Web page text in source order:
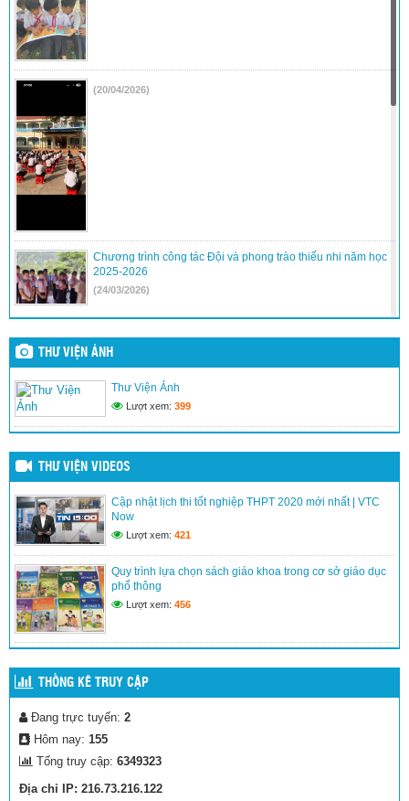
(20/04/2026)
Chương trình công tác Đội và phong trào thiếu nhi năm học
2025-2026
(24/03/2026)
(24/03/2026)
Trường TH La Văn Cầu tham gia thi viết thư UPU lần thứ 52
và thi vẽ tranh theo chủ đề “ Bác Hồ với Thiếu Nhi”
(19/03/2026)
Phát thanh măng non
(13/03/2026)
Liên đội xây dựng giờ ra chơi trải nghiệm với hình thức múa
hát sân trường và đọc truyện, đọc báo đội.
(15/01/2026)
(22/12/2025)
THƯ VIỆN ẢNH
Thư Viện Ảnh
Lượt xem: 399
THƯ VIỆN VIDEOS
Cập nhật lịch thi tốt nghiệp THPT 2020 mới nhất | VTC
Now
Lượt xem: 421
Quy trình lựa chọn sách giáo khoa trong cơ sở giáo dục
phổ thông
Lượt xem: 456
THỐNG KÊ TRUY CẬP
Đang trực tuyến: 2
Hôm nay: 155
Tổng truy cập: 6349323
Địa chỉ IP: 216.73.216.122